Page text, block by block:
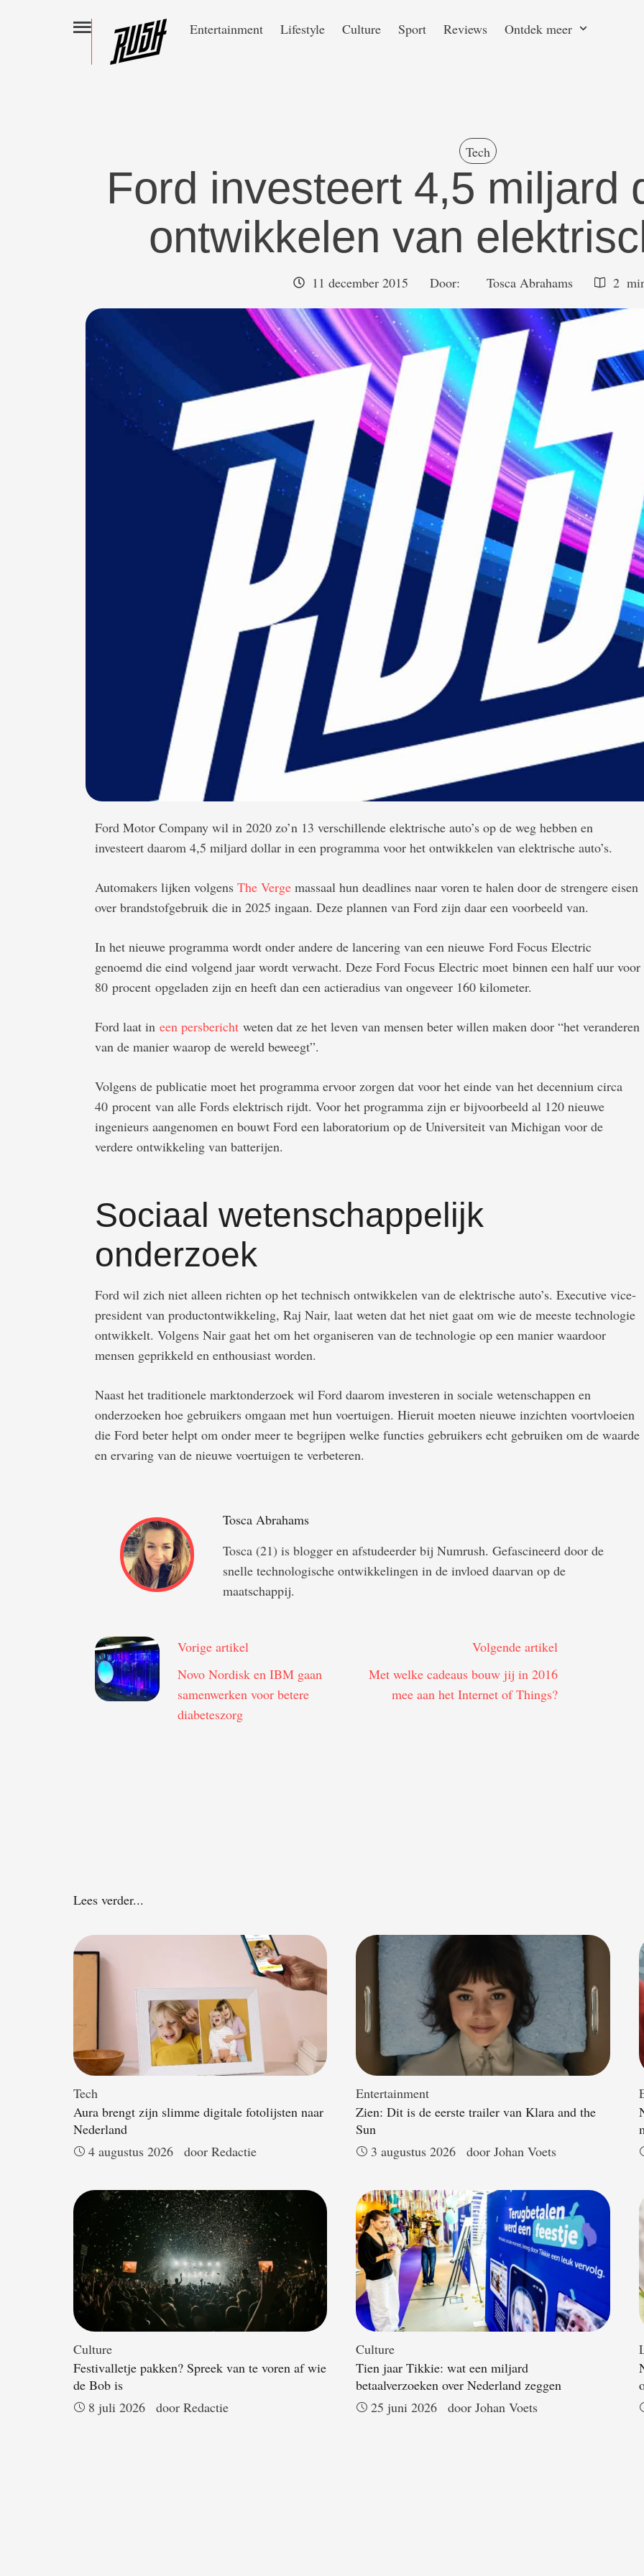
Entertainment Lifestyle Culture Sport Reviews Ontdek meer
Tech
Ford investeert 4,5 miljard
ontwikkelen van
11 december 2015 Door: Tosca Abrahams 2
Ford Motor Company wil in 2020 zo’n 13 verschillende elektrische auto’s op de weg hebben en
investeert daarom 4,5 miljard dollar in een programma voor het ontwikkelen van elektrische auto’s.
Automakers lijken volgens The Verge massaal hun deadlines naar voren te halen door de strengere eisen
over brandstofgebruik die in 2025 ingaan. Deze plannen van Ford zijn daar een voorbeeld van.
In het nieuwe programma wordt onder andere de lancering van een nieuwe Ford Focus Electric
genoemd die eind volgend jaar wordt verwacht. Deze Ford Focus Electric moet binnen een half uur voor
80 procent opgeladen zijn en heeft dan een actieradius van ongeveer 160 kilometer.
Ford laat in een persbericht weten dat ze het leven van mensen beter willen maken door “het veranderen
van de manier waarop de wereld beweegt”.
Volgens de publicatie moet het programma ervoor zorgen dat voor het einde van het decennium circa
40 procent van alle Fords elektrisch rijdt. Voor het programma zijn er bijvoorbeeld al 120 nieuwe
ingenieurs aangenomen en bouwt Ford een laboratorium op de Universiteit van Michigan voor de
verdere ontwikkeling van batterijen.
Sociaal wetenschappelijk
onderzoek
Ford wil zich niet alleen richten op het technisch ontwikkelen van de elektrische auto’s. Executive vice-
president van productontwikkeling, Raj Nair, laat weten dat het niet gaat om wie de meeste technologie
ontwikkelt. Volgens Nair gaat het om het organiseren van de technologie op een manier waardoor
mensen geprikkeld en enthousiast worden.
Naast het traditionele marktonderzoek wil Ford daarom investeren in sociale wetenschappen en
onderzoeken hoe gebruikers omgaan met hun voertuigen. Hieruit moeten nieuwe inzichten voortvloeien
die Ford beter helpt om onder meer te begrijpen welke functies gebruikers echt gebruiken om de waarde
en ervaring van de nieuwe voertuigen te verbeteren.
Tosca Abrahams
Tosca (21) is blogger en afstudeerder bij Numrush. Gefascineerd door de
snelle technologische ontwikkelingen in de invloed daarvan op de
maatschappij.
Vorige artikel
Novo Nordisk en IBM gaan
samenwerken voor betere
diabeteszorg
Volgende artikel
Met welke cadeaus bouw jij in 2016
mee aan het Internet of Things?
Lees verder...
Tech
Aura brengt zijn slimme digitale fotolijsten naar
Nederland
4 augustus 2026
door Redactie
Entertainment
Zien: Dit is de eerste trailer van Klara and the
Sun
3 augustus 2026
door Johan Voets
Culture
Festivalletje pakken? Spreek van te voren af wie
de Bob is
8 juli 2026
door Redactie
Culture
Tien jaar Tikkie: wat een miljard
betaalverzoeken over Nederland zeggen
25 juni 2026
door Johan Voets